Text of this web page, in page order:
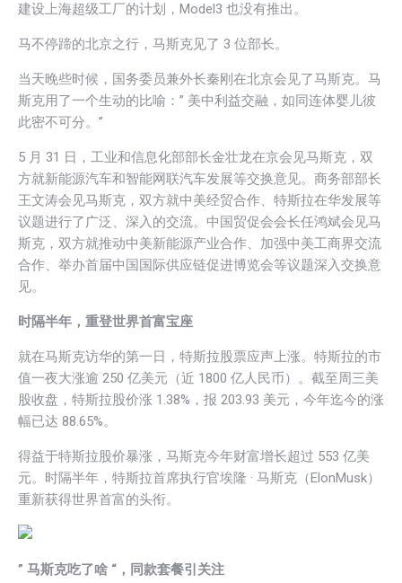
建设上海超级工厂的计划，Model3 也没有推出。
马不停蹄的北京之行，马斯克见了 3 位部长。
当天晚些时候，国务委员兼外长秦刚在北京会见了马斯克。马
斯克用了一个生动的比喻：” 美中利益交融，如同连体婴儿彼
此密不可分。”
5 月 31 日，工业和信息化部部长金壮龙在京会见马斯克，双
方就新能源汽车和智能网联汽车发展等交换意见。商务部部长
王文涛会见马斯克，双方就中美经贸合作、特斯拉在华发展等
议题进行了广泛、深入的交流。中国贸促会会长任鸿斌会见马
斯克，双方就推动中美新能源产业合作、加强中美工商界交流
合作、举办首届中国国际供应链促进博览会等议题深入交换意
见。
时隔半年，重登世界首富宝座
就在马斯克访华的第一日，特斯拉股票应声上涨。特斯拉的市
值一夜大涨逾 250 亿美元（近 1800 亿人民币）。截至周三美
股收盘，特斯拉股价涨 1.38%，报 203.93 美元，今年迄今的涨
幅已达 88.65%。
得益于特斯拉股价暴涨，马斯克今年财富增长超过 553 亿美
元。时隔半年，特斯拉首席执行官埃隆 · 马斯克（ElonMusk）
重新获得世界首富的头衔。
” 马斯克吃了啥 “，同款套餐引关注